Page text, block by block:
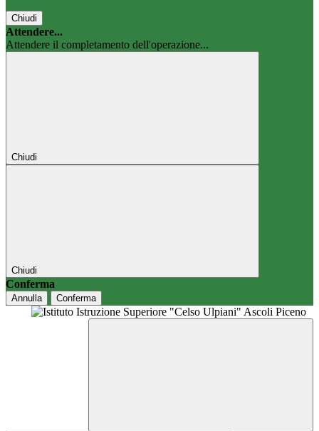
Chiudi
Attendere...
Attendere il completamento dell'operazione...
Chiudi
Chiudi
Conferma
Annulla Conferma